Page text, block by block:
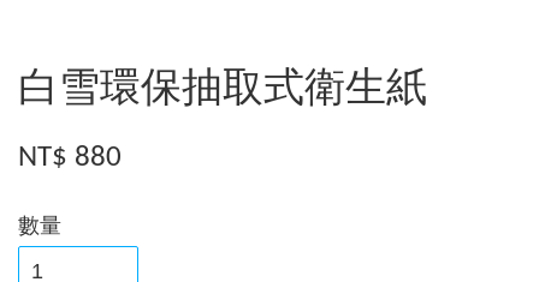
白雪環保抽取式衛生紙
NT$ 880
數量